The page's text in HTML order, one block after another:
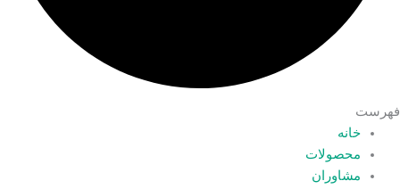
فهرست
خانه
محصولات
مشاوران